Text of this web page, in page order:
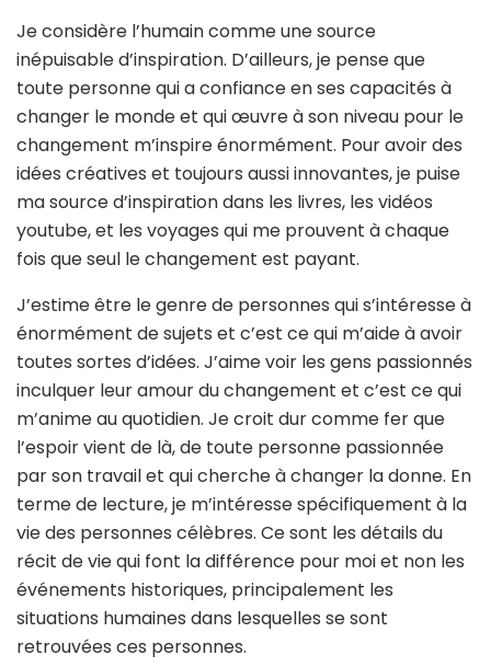
Je considère l’humain comme une source
inépuisable d’inspiration. D’ailleurs, je pense que
toute personne qui a confiance en ses capacités à
changer le monde et qui œuvre à son niveau pour le
changement m’inspire énormément. Pour avoir des
idées créatives et toujours aussi innovantes, je puise
ma source d’inspiration dans les livres, les vidéos
youtube, et les voyages qui me prouvent à chaque
fois que seul le changement est payant.
J’estime être le genre de personnes qui s’intéresse à
énormément de sujets et c’est ce qui m’aide à avoir
toutes sortes d’idées. J’aime voir les gens passionnés
inculquer leur amour du changement et c’est ce qui
m’anime au quotidien. Je croit dur comme fer que
l’espoir vient de là, de toute personne passionnée
par son travail et qui cherche à changer la donne. En
terme de lecture, je m’intéresse spécifiquement à la
vie des personnes célèbres. Ce sont les détails du
récit de vie qui font la différence pour moi et non les
événements historiques, principalement les
situations humaines dans lesquelles se sont
retrouvées ces personnes.